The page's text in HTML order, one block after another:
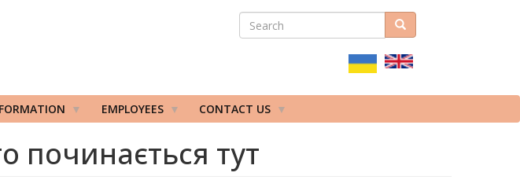
ПОШУКОВА
SEARCH Search
EMPLOYEES CONTACT US
починається тут